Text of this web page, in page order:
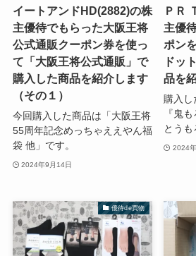
イートアンドHD(2882)の株
主優待でもらった大阪王将
公式通販クーポン券を使っ
て「大阪王将公式通販」で
購入した商品を紹介します
（その１）
今回購入した商品は「大阪王将
55周年記念めっちゃええやん福
袋 他」です。
2024年9月14日
ＰＲ
主優
ポン
ドッ
品を
購入し
『鬼
とうも
2024
優待de買物